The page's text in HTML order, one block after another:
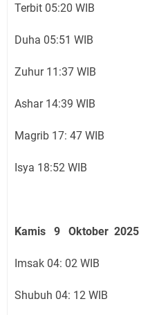
Terbit 05:20 WIB
Duha 05:51 WIB
Zuhur 11:37 WIB
Ashar 14:39 WIB
Magrib 17: 47 WIB
Isya 18:52 WIB
Kamis 9 Oktober 2025
Imsak 04: 02 WIB
Shubuh 04: 12 WIB